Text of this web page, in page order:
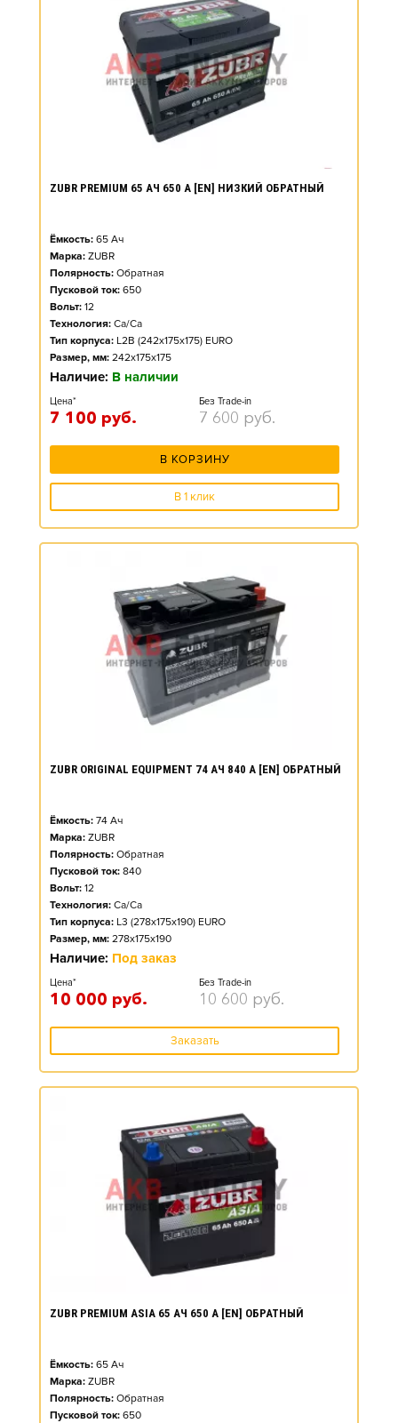
ZUBR PREMIUM 65 АЧ 650 А [EN] НИЗКИЙ ОБРАТНЫЙ
Ёмкость: 65 Ач
Марка: ZUBR
Полярность: Обратная
Пусковой ток: 650
Вольт: 12
Технология: Ca/Ca
Тип корпуса: L2B (242x175x175) EURO
Размер, мм: 242x175x175
Наличие: В наличии
Цена*
7 100 руб.
Без Trade-in
7 600 руб.
В КОРЗИНУ
В 1 клик
ZUBR ORIGINAL EQUIPMENT 74 АЧ 840 А [EN] ОБРАТНЫЙ
Ёмкость: 74 Ач
Марка: ZUBR
Полярность: Обратная
Пусковой ток: 840
Вольт: 12
Технология: Ca/Ca
Тип корпуса: L3 (278x175x190) EURO
Размер, мм: 278x175x190
Наличие: Под заказ
Цена*
10 000 руб.
Без Trade-in
10 600 руб.
Заказать
ZUBR PREMIUM ASIA 65 АЧ 650 А [EN] ОБРАТНЫЙ
Ёмкость: 65 Ач
Марка: ZUBR
Полярность: Обратная
Пусковой ток: 650